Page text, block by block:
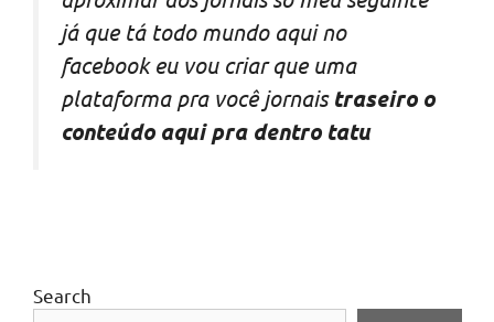
já que tá todo mundo aqui no
facebook eu vou criar que uma
plataforma pra você jornais traseiro o
conteúdo aqui pra dentro tatu
Search